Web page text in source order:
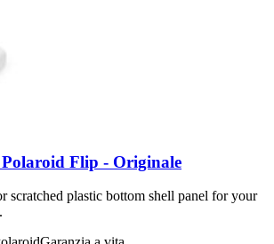
Polaroid Flip - Originale
scratched plastic bottom shell panel for your